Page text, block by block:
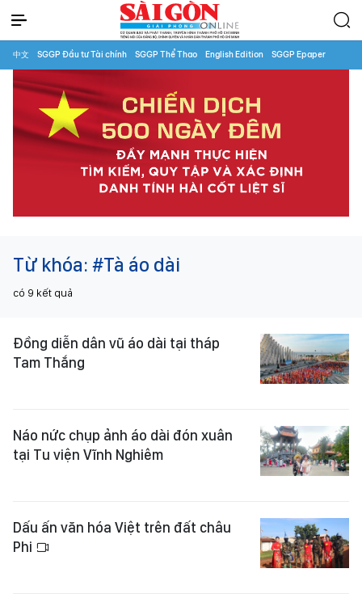
中文 SGGP Đầu tư Tài chính SGGP Thể Thao English Edition SGGP Epaper
Từ khóa: #Tà áo dài
có 9 kết quả
Đồng diễn dân vũ áo dài tại tháp
Tam Thắng
Náo nức chụp ảnh áo dài đón xuân
tại Tu viện Vĩnh Nghiêm
Dấu ấn văn hóa Việt trên đất châu
Phi